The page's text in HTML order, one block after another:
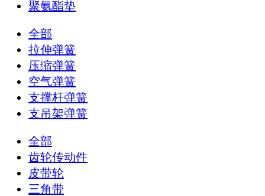
聚氨酯垫
全部
拉伸弹簧
压缩弹簧
空气弹簧
支撑杆弹簧
支吊架弹簧
全部
齿轮传动件
皮带轮
三角带